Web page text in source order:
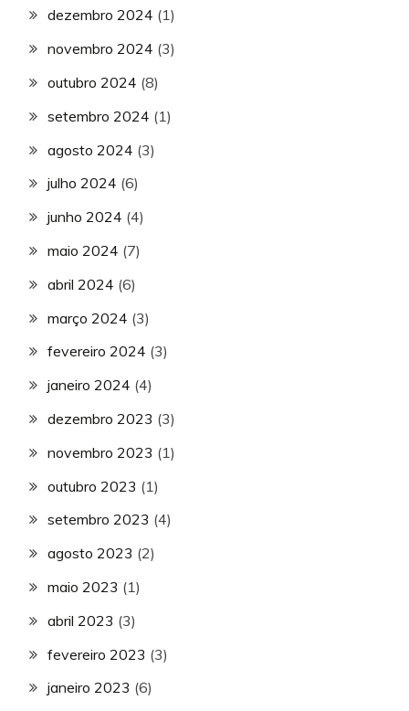
dezembro 2024 (1)
novembro 2024 (3)
outubro 2024 (8)
setembro 2024 (1)
agosto 2024 (3)
julho 2024 (6)
junho 2024 (4)
maio 2024 (7)
abril 2024 (6)
março 2024 (3)
fevereiro 2024 (3)
janeiro 2024 (4)
dezembro 2023 (3)
novembro 2023 (1)
outubro 2023 (1)
setembro 2023 (4)
agosto 2023 (2)
maio 2023 (1)
abril 2023 (3)
fevereiro 2023 (3)
janeiro 2023 (6)